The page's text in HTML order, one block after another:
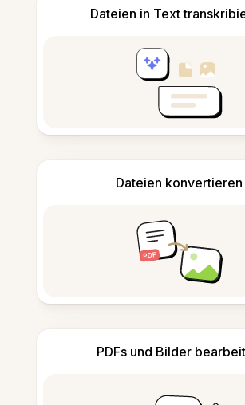
Dateien in Text
Dateien konvertieren
PDFs und Bilder